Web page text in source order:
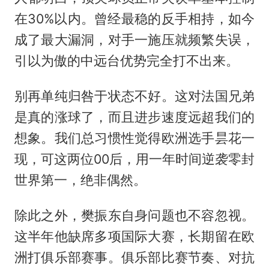
在30%以内。曾经最稳的反手相持，如今
成了最大漏洞，对手一施压就频繁失误，
引以为傲的中远台优势完全打不出来。
别再单纯归咎于状态不好。这对法国兄弟
是真的涨球了，而且进步速度远超我们的
想象。我们总习惯性觉得欧洲选手昙花一
现，可这两位00后，用一年时间逆袭零封
世界第一，绝非偶然。
除此之外，樊振东自身问题也不容忽视。
这半年他缺席多项国际大赛，长期留在欧
洲打俱乐部赛事。俱乐部比赛节奏、对抗